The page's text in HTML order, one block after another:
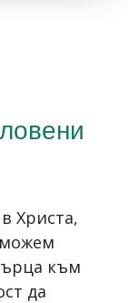
Христа,
към
да